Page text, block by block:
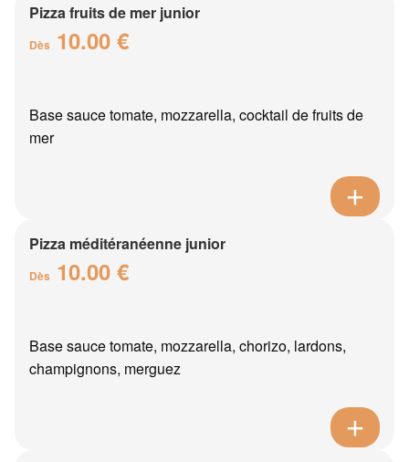
Pizza fruits de mer junior
Dès 10.00 €
Base sauce tomate, mozzarella, cocktail de fruits de
mer
Pizza méditéranéenne junior
Dès 10.00 €
Base sauce tomate, mozzarella, chorizo, lardons,
champignons, merguez